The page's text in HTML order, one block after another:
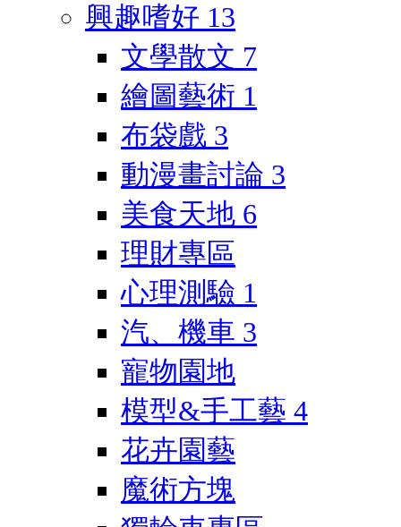
興趣嗜好 13
文學散文 7
繪圖藝術 1
布袋戲 3
動漫畫討論 3
美食天地 6
理財專區
心理測驗 1
汽、機車 3
寵物園地
模型&手工藝 4
花卉園藝
魔術方塊